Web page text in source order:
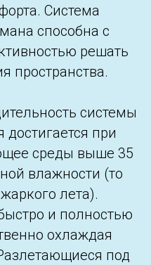
Система
способна с
решать
пространства.
системы
при
среды выше 35
влажности (то
лета).
и полностью
охлаждая
под